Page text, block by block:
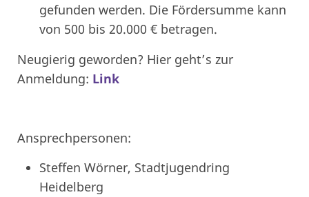
gefunden werden. Die Fördersumme kann
von 500 bis 20.000 € betragen.
Neugierig geworden? Hier geht’s zur
Anmeldung: Link
Ansprechpersonen:
Steffen Wörner, Stadtjugendring
Heidelberg